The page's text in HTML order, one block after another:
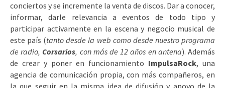
conciertos y se incremente la venta de discos. Dar a conocer,
informar, darle relevancia a eventos de todo tipo y
participar activamente en la escena y negocio musical de
este país (tanto desde la web como desde nuestro programa
de radio, Corsarios, con más de 12 años en antena). Además
de crear y poner en funcionamiento ImpulsaRock, una
agencia de comunicación propia, con más compañeros, en
la que seguir en la misma idea de difusión y apoyo de la